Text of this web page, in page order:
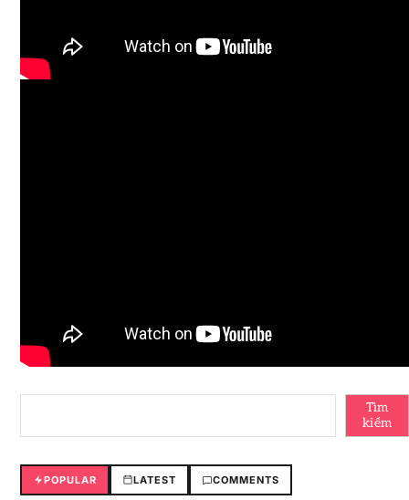
Tìm
kiếm
POPULAR LATEST COMMENTS